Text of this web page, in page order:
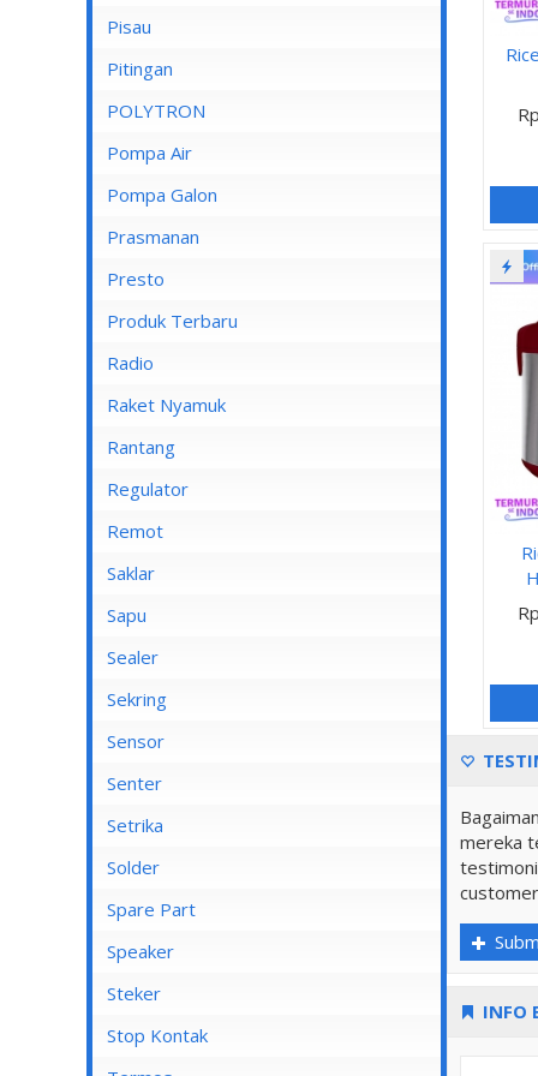
Lampu Spotlight
Pisau
Pitingan
POLYTRON
Pompa Air
Pompa Air Panasonic
Pompa Air Shimizu
Pompa Galon
Prasmanan
Presto
Produk Terbaru
Radio
Raket Nyamuk
Rantang
Regulator
Remot
Saklar
Bel
Mata Saklar
Saklar Isi 1
Saklar Isi 2
Saklar Tembok
Sapu
Sealer
Sekring
Sensor
Senter
Senter Kepala
Setrika
Setrika Cosmos
Setrika Maspion
Setrika Miyako
Setrika Philips
Setrika Sanken
Solder
Spare Part
Speaker
Kiseki
Rinrei
Steker
Stop Kontak
mereka
INFO